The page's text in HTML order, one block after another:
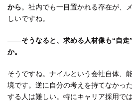
から 。社内でも一目置かれる存在が、
しいですね。
――そうなると、求める人材像も“自走
か。
そうですね。ナイルという会社自体、
境です。逆に自分の考えを持てなかっ
する人は難しい。特にキャリア採用で